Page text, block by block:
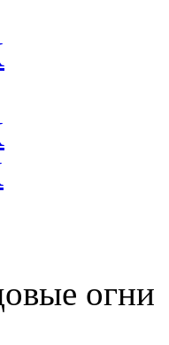
огни